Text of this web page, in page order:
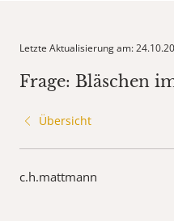
Letzte Aktualisierung am:
Frage: Bläschen
Übersicht
c.h.mattmann